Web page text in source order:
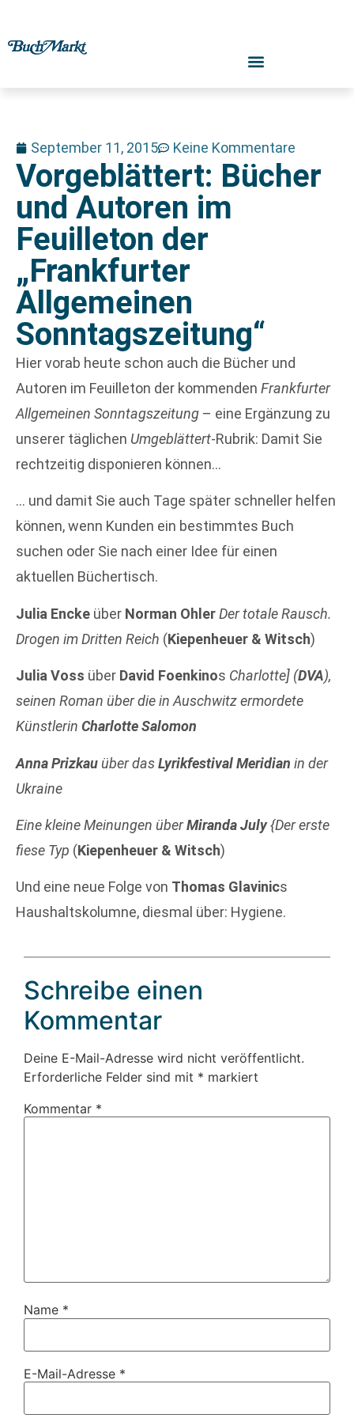
September 11, 2015 Keine Kommentare
Vorgeblättert: Bücher
und Autoren im
Feuilleton der
„Frankfurter
Allgemeinen
Sonntagszeitung“
Hier vorab heute schon auch die Bücher und
Autoren im Feuilleton der kommenden Frankfurter
Allgemeinen Sonntagszeitung – eine Ergänzung zu
unserer täglichen Umgeblättert-Rubrik: Damit Sie
rechtzeitig disponieren können…
… und damit Sie auch Tage später schneller helfen
können, wenn Kunden ein bestimmtes Buch
suchen oder Sie nach einer Idee für einen
aktuellen Büchertisch.
Julia Encke über Norman OhlerDer totale Rausch.
Drogen im Dritten Reich (Kiepenheuer & Witsch)
Julia Voss über David Foenkinos Charlotte] (DVA),
seinen Roman über die in Auschwitz ermordete
Künstlerin Charlotte Salomon
Anna Prizkau über dasLyrikfestival Meridian in der
Ukraine
Eine kleine Meinungen überMiranda July{Der erste
fiese Typ (Kiepenheuer & Witsch)
Und eine neue Folge von Thomas Glavinics
Haushaltskolumne, diesmal über: Hygiene.
Schreibe einen
Kommentar
Deine E-Mail-Adresse wird nicht veröffentlicht.
Erforderliche Felder sind mit * markiert
Kommentar *
Name *
E-Mail-Adresse *